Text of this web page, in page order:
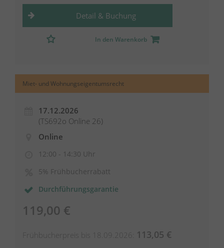
Detail & Buchung
In den Warenkorb
Miet- und Wohnungseigentumsrecht
17.12.2026
(TS692o Online 26)
Online
12:00 - 14:30 Uhr
5% Frühbucherrabatt
Durchführungsgarantie
119,00 €
Frühbucherpreis bis 18.09.2026: 113,05 €